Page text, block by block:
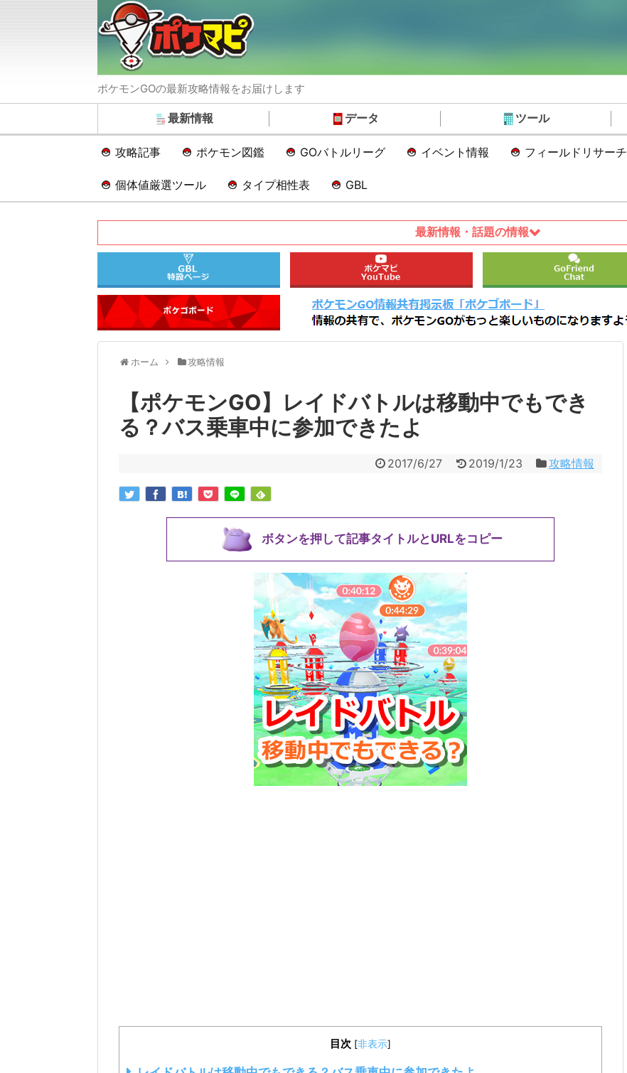
ポケモンGOの最新攻略情報をお届けします
最新情報 データ ツール
攻略記事 ポケモン図鑑 GOバトルリーグ イベント情報 フィールドリサーチ
個体値厳選ツール タイプ相性表 GBL
最新情報・話題の情報
ホーム 攻略情報
【ポケモンGO】レイドバトルは移動中でもでき
る？バス乗車中に参加できたよ
2017/6/27 2019/1/23 攻略情報
ボタンを押して記事タイトルとURLをコピー
目次 [非表示]